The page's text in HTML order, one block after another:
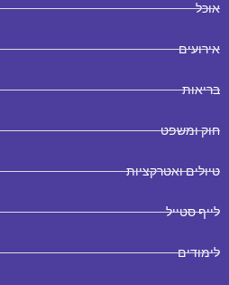
אוכל
אירועים
בריאות
חוק ומשפט
טיולים ואטרקציות
לייף סטייל
לימודים